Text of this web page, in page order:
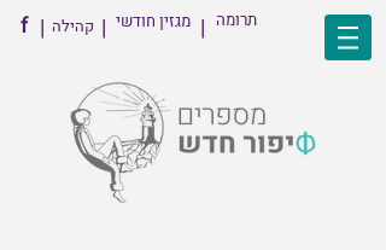
|
f קהילה | | מגזין חודשי תרומה